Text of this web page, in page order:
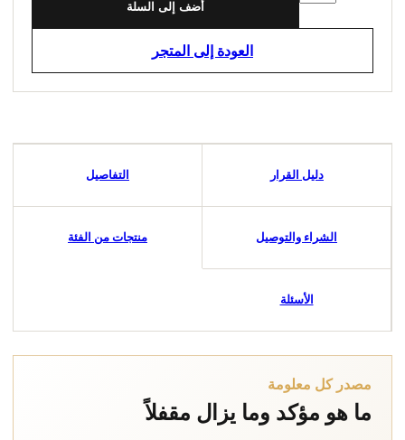
أضف إلى السلة
العودة إلى المتجر
دليل القرار التفاصيل
الشراء والتوصيل منتجات من الفئة
الأسئلة
مصدر كل معلومة
ما هو مؤكد وما يزال مقفلاً